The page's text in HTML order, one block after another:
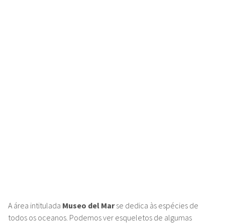
A área intitulada Museo del Marse dedica às espécies de
todos os oceanos. Podemos ver esqueletos de algumas